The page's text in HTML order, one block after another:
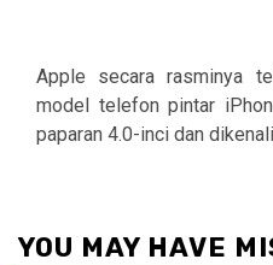
Apple secara rasminya
model telefon pintar
paparan 4.0-inci dan
YOU MAY HAVE